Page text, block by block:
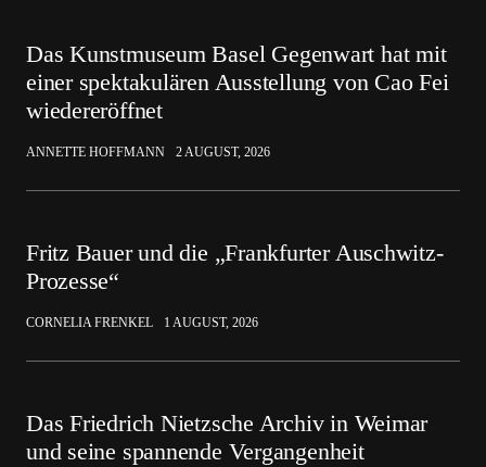
Das Kunstmuseum Basel Gegenwart hat mit
einer spektakulären Ausstellung von Cao Fei
wiedereröffnet
ANNETTE HOFFMANN 2 AUGUST, 2026
Fritz Bauer und die „Frankfurter Auschwitz-
Prozesse“
CORNELIA FRENKEL 1 AUGUST, 2026
Das Friedrich Nietzsche Archiv in Weimar
und seine spannende Vergangenheit